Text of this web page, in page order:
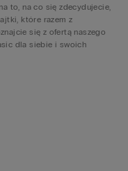
to, na co się zdecydujecie,
które razem z
się z ofertą naszego
dla siebie i swoich